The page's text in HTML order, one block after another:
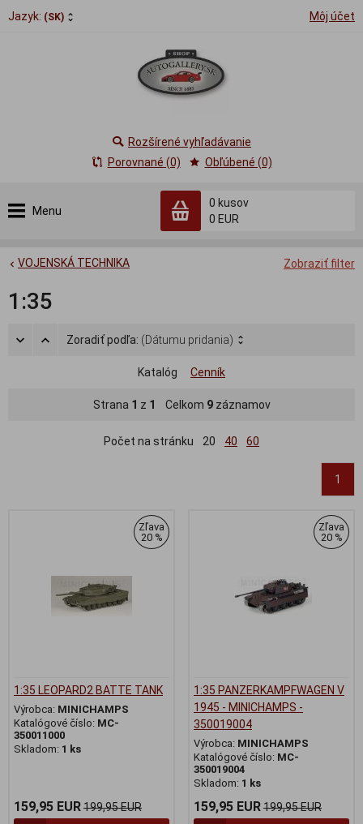
Jazyk: (SK) Môj účet
Menu
0 kusov
0 EUR
Rozšírené vyhľadávanie
Porovnané (0)
Obľúbené (0)
Zobraziť filter
VOJENSKÁ TECHNIKA
1:35
Zoradiť podľa: (Dátumu pridania)
Katalóg Cenník
Strana 1 z 1 Celkom 9záznamov
Počet na stránku 20 40 60
1
Zľava
20 %
1:35 LEOPARD2 BATTE TANK
Výrobca: MINICHAMPS
Katalógové číslo: MC-
350011000
Skladom: 1 ks
159,95 EUR199,95 EUR
Zľava
20 %
1:35 PANZERKAMPFWAGEN V
1945 - MINICHAMPS -
350019004
Výrobca: MINICHAMPS
Katalógové číslo: MC-
350019004
Skladom: 1 ks
159,95 EUR199,95 EUR